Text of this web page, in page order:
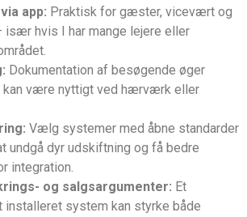
app: Praktisk for gæster, vicevært og
hvis I har mange lejere eller
Dokumentation af besøgende øger
kan være nyttigt ved hærværk eller
Vælg systemer med åbne standarder
undgå dyr udskiftning og få bedre
integration.
og salgsargumenter: Et
system kan styrke både